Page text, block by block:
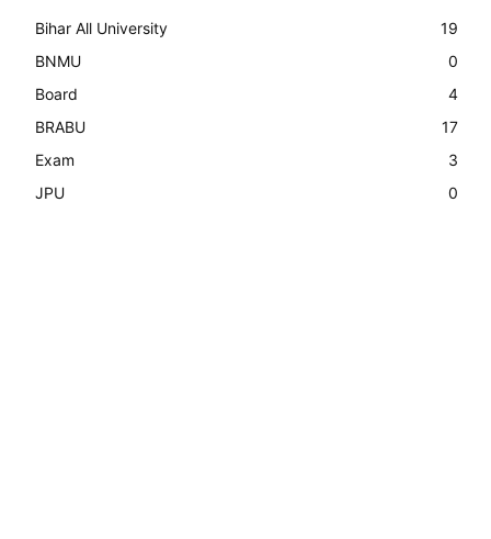
Bihar All University
19
BNMU
0
Board
4
BRABU
17
Exam
3
JPU
0